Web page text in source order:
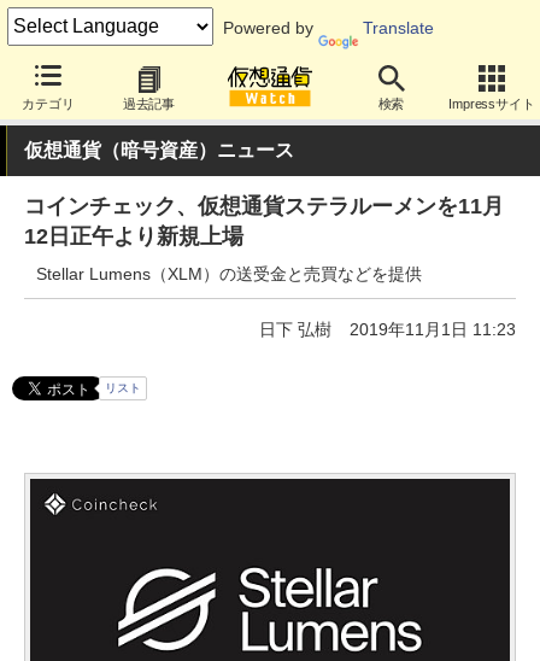
Powered by Translate
カテゴリ 過去記事 検索 Impressサイト
仮想通貨（暗号資産）ニュース
コインチェック、仮想通貨ステラルーメンを11月
12日正午より新規上場
Stellar Lumens（XLM）の送受金と売買などを提供
日下 弘樹 2019年11月1日 11:23
リスト